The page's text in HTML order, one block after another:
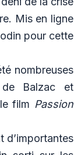
Mis en ligne
pour cette
nombreuses
de Balzac et
film Passion
d’importantes